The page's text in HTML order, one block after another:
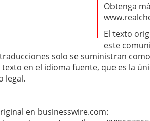
Obtenga
El texto
este
solo se suministran
en el idioma fuente, que es la
legal.
en businesswire.com: